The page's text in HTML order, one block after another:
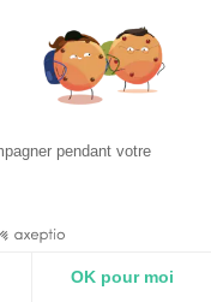
pendant votre
OK pour moi